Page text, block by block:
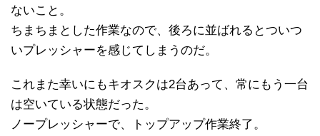
ないこと。
ちまちまとした作業なので、後ろに並ばれるとついつ
いプレッシャーを感じてしまうのだ。
これまた幸いにもキオスクは2台あって、常にもう一台
は空いている状態だった。
ノープレッシャーで、トップアップ作業終了。